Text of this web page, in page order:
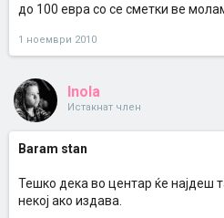
до 100 евра со се сметки ве
1 ноември 2010
Inola
Истакнат член
Baram stan
Тешко дека во центар ќе најдеш
некој ако издава.